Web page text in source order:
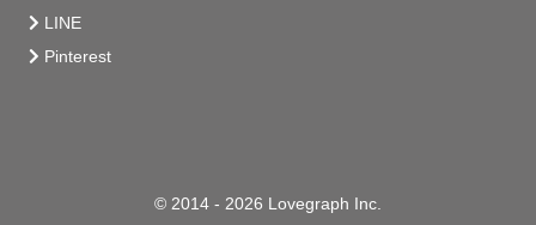
LINE
Pinterest
© 2014 - 2026 Lovegraph Inc.